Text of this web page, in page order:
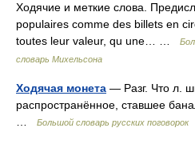
Ходячие и меткие слова.
populaires comme des billets en
toutes leur valeur, qu une… …
словарь Михельсона
Ходячая монета — Разг. Что л.
распространённое, ставшее
Большой словарь русских поговорок